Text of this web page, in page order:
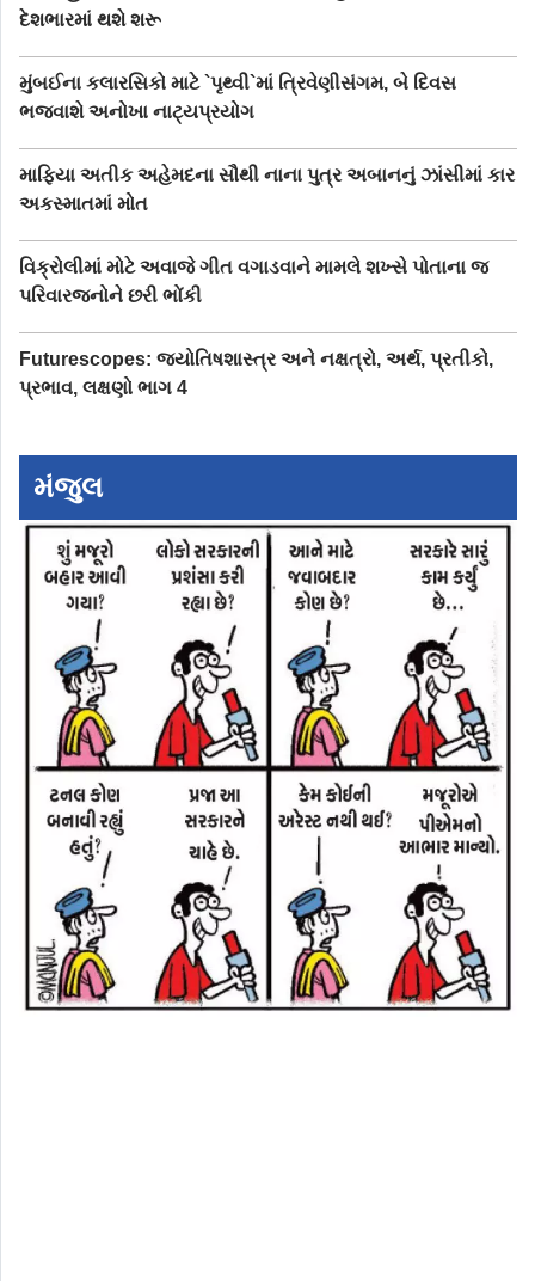
દેશભારમાં થશે શરૂ
મુંબઈના કલારસિકો માટે `પૃથ્વી`માં ત્રિવેણીસંગમ, બે દિવસ
ભજવાશે અનોખા નાટ્યપ્રયોગ
માફિયા અતીક અહેમદના સૌથી નાના પુત્ર અબાનનું ઝાંસીમાં કાર
અકસ્માતમાં મોત
વિક્રોલીમાં મોટે અવાજે ગીત વગાડવાને મામલે શખ્સે પોતાના જ
પરિવારજનોને છરી ભોંકી
Futurescopes: જ્યોતિષશાસ્ત્ર અને નક્ષત્રો, અર્થ, પ્રતીકો,
પ્રભાવ, લક્ષણો ભાગ 4
મંજુલ